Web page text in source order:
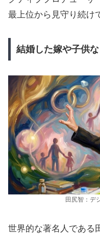
最上位から見守り続け
結婚した嫁や子供
田尻智：デ
世界的な著名人である